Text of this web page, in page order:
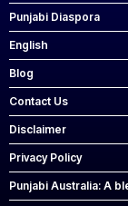
Punjabi Diaspora
English
Blog
Contact Us
Disclaimer
Privacy Policy
Punjabi Australia: A